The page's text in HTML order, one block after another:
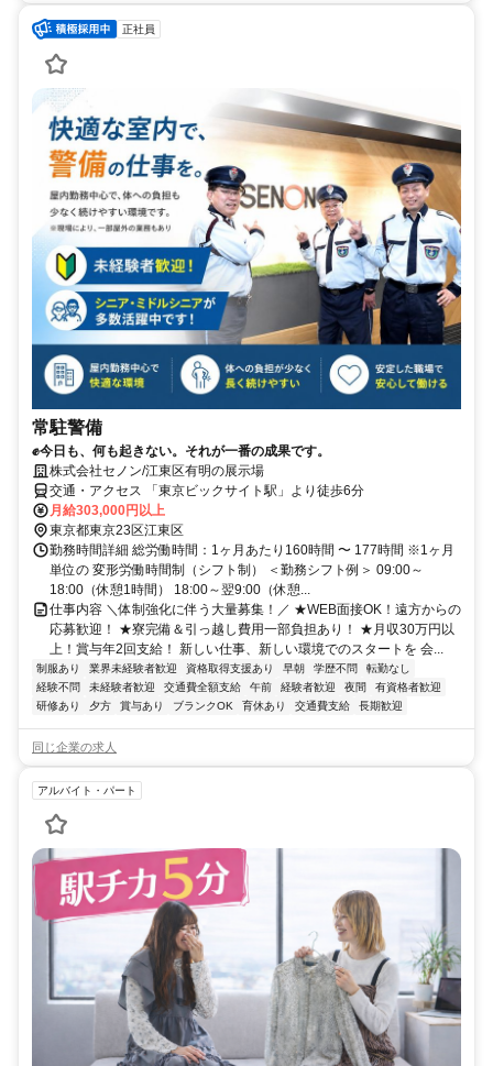
正社員
常駐警備
✊今日も、何も起きない。それが一番の成果です。
株式会社セノン/江東区有明の展示場
交通・アクセス 「東京ビックサイト駅」より徒歩6分
月給303,000円以上
東京都東京23区江東区
勤務時間詳細 総労働時間：1ヶ月あたり160時間 〜 177時間 ※1ヶ月
単位の 変形労働時間制（シフト制） ＜勤務シフト例＞ 09:00～
18:00（休憩1時間） 18:00～翌9:00（休憩...
仕事内容 ＼体制強化に伴う大量募集！／ ★WEB面接OK！遠方からの
応募歓迎！ ★寮完備＆引っ越し費用一部負担あり！ ★月収30万円以
上！賞与年2回支給！ 新しい仕事、新しい環境でのスタートを 会...
制服あり 業界未経験者歓迎 資格取得支援あり 早朝 学歴不問
転勤なし
経験不問
未経験者歓迎 交通費全額支給 午前 経験者歓迎 夜間
有資格者歓迎
研修あり
夕方 賞与あり ブランクOK 育休あり 交通費支給 長期歓迎
同じ企業の求人
アルバイト・パート